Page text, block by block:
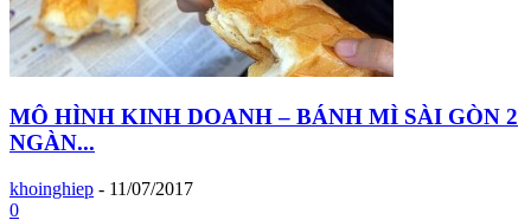
MÔ HÌNH KINH DOANH – BÁNH MÌ SÀI GÒN 2
NGÀN...
khoinghiep - 11/07/2017
0